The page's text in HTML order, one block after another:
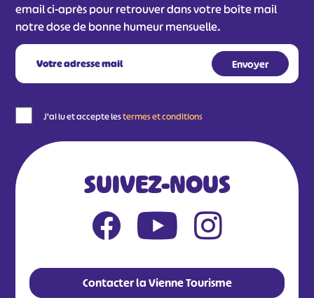
email ci-après pour retrouver dans votre boîte mail
notre dose de bonne humeur mensuelle.
J'ai lu et accepte lestermes et conditions
SUIVEZ-NOUS
Contacter la Vienne Tourisme